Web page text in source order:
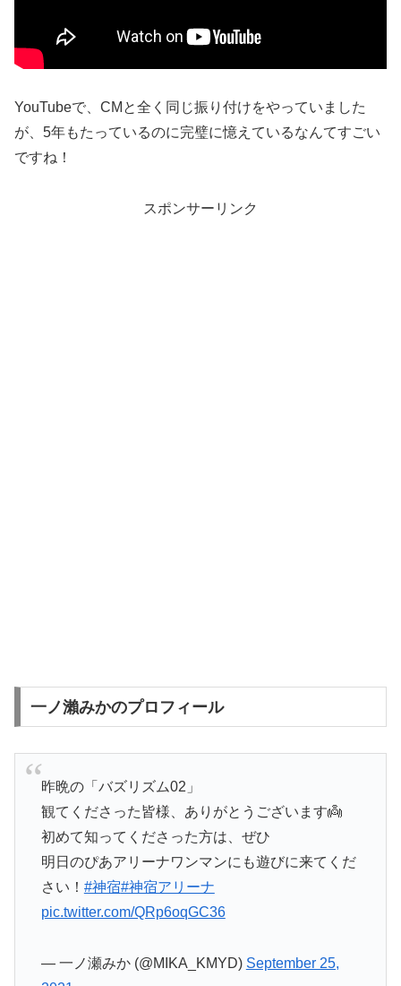
YouTubeで、CMと全く同じ振り付けをやっていました
が、5年もたっているのに完璧に憶えているなんてすごい
ですね！
スポンサーリンク
一ノ瀨みかのプロフィール
昨晩の「バズリズム02」
観てくださった皆様、ありがとうございます👼
初めて知ってくださった方は、ぜひ
明日のぴあアリーナワンマンにも遊びに来てくだ
さい！ #神宿#神宿アリーナ
pic.twitter.com/QRp6oqGC36
— 一ノ瀬みか (@MIKA_KMYD) September 25,